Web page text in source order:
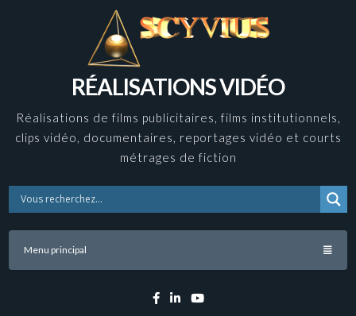
RÉALISATIONS VIDÉO
Réalisations de films publicitaires, films institutionnels,
clips vidéo, documentaires, reportages vidéo et courts
métrages de fiction
Menu principal
Facebook
LinkedinYouTube